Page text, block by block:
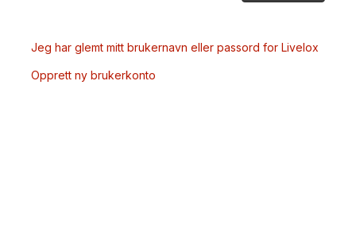
Jeg har glemt mitt brukernavn eller passord for Livelox
Opprett ny brukerkonto